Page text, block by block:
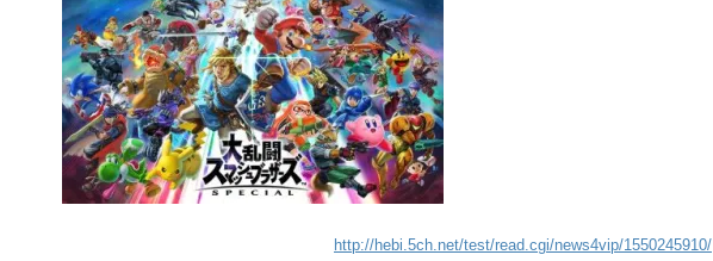
http://hebi.5ch.net/test/read.cgi/news4vip/1550245910/